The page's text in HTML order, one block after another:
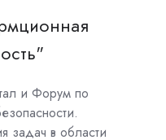
и Форум по
задач в области